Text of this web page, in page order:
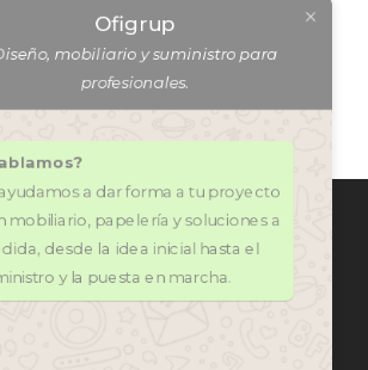
a dar forma a tu proyecto
papelería y soluciones a
desde la idea inicial hasta el
y la puesta en marcha.